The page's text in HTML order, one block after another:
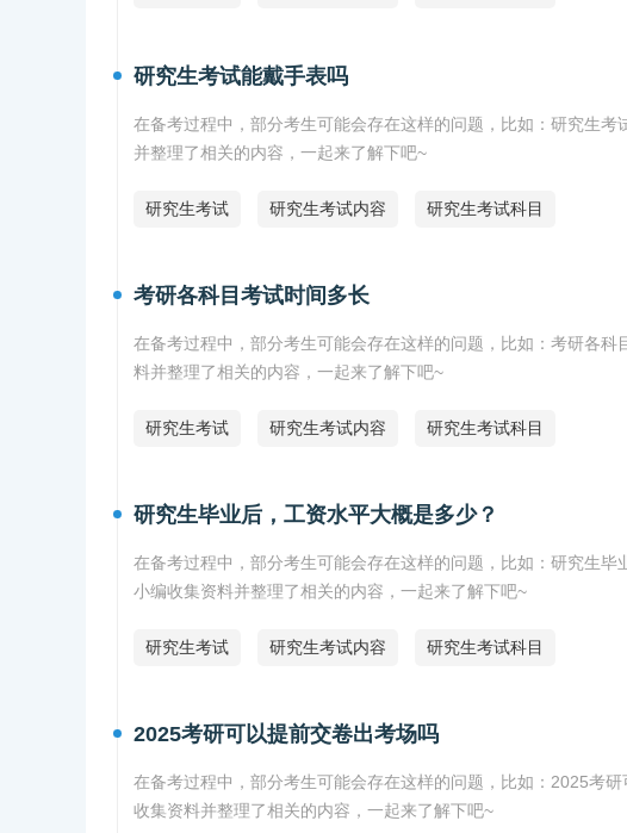
研究生考试能戴手表吗
在备考过程中，部分考生可能会存在这样的问题，比如：研究生
并整理了相关的内容，一起来了解下吧~
研究生考试 研究生考试内容 研究生考试科目
考研各科目考试时间多长
在备考过程中，部分考生可能会存在这样的问题，比如：考研各
料并整理了相关的内容，一起来了解下吧~
研究生考试 研究生考试内容 研究生考试科目
研究生毕业后，工资水平大概是多少？
在备考过程中，部分考生可能会存在这样的问题，比如：研究生
小编收集资料并整理了相关的内容，一起来了解下吧~
研究生考试 研究生考试内容 研究生考试科目
2025考研可以提前交卷出考场吗
在备考过程中，部分考生可能会存在这样的问题，比如：2025考
收集资料并整理了相关的内容，一起来了解下吧~